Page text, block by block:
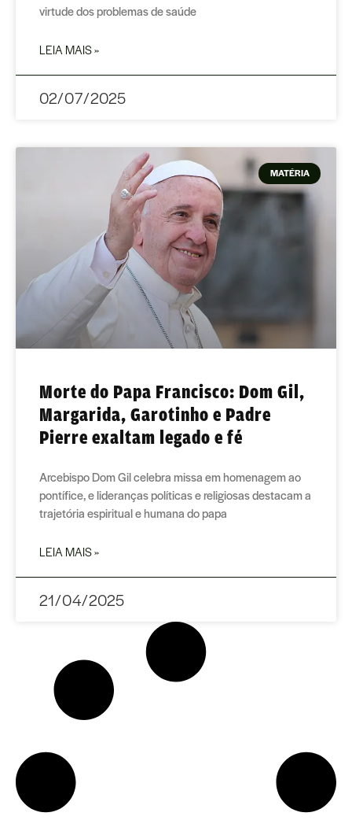
virtude dos problemas de saúde
LEIA MAIS »
02/07/2025
MATÉRIA
Morte do Papa Francisco: Dom Gil,
Margarida, Garotinho e Padre
Pierre exaltam legado e fé
Arcebispo Dom Gil celebra missa em homenagem ao
pontífice, e lideranças políticas e religiosas destacam a
trajetória espiritual e humana do papa
LEIA MAIS »
21/04/2025